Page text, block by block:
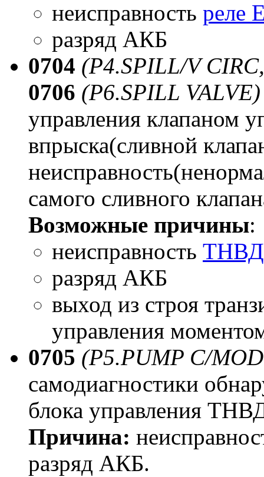
неисправность реле
разряд АКБ
0704 (P4.SPILL/V
0706 (P6.SPILL VALVE)
управления клапаном
впрыска(сливной
самого сливного
Возможные причины:
неисправность ТНВД
разряд АКБ
выход из строя
управления
0705 (P5.PUMP C/
самодиагностики
блока управления
Причина:
разряд АКБ.